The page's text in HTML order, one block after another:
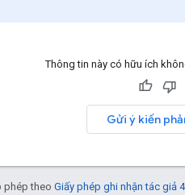
Thông tin này có hữu ích
Gửi ý kiến
phép theo Giấy phép ghi nhận tác giả